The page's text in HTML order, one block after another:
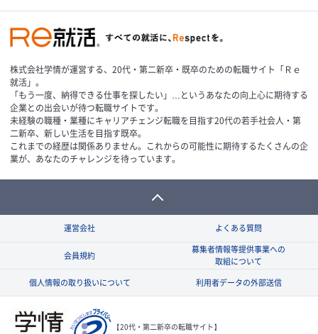
株式会社学情が運営する、20代・第二新卒・既卒のための転職サイト「Ｒｅ
就活」。
「もう一度、納得できる仕事を探したい」…というあなたの向上心に期待する
企業との出会いが待つ転職サイトです。
未経験の職種・業種にキャリアチェンジ転職を目指す20代の若手社会人・第
二新卒、新しい生活を目指す既卒。
これまでの経歴は関係ありません。これからの可能性に期待するたくさんの企
業が、あなたのチャレンジを待っています。
運営会社 よくある質問
会員規約
募集者情報等提供事業への
取組について
個人情報の取り扱いについて
利用者データの外部送信
【20代・第二新卒の転職サイト】